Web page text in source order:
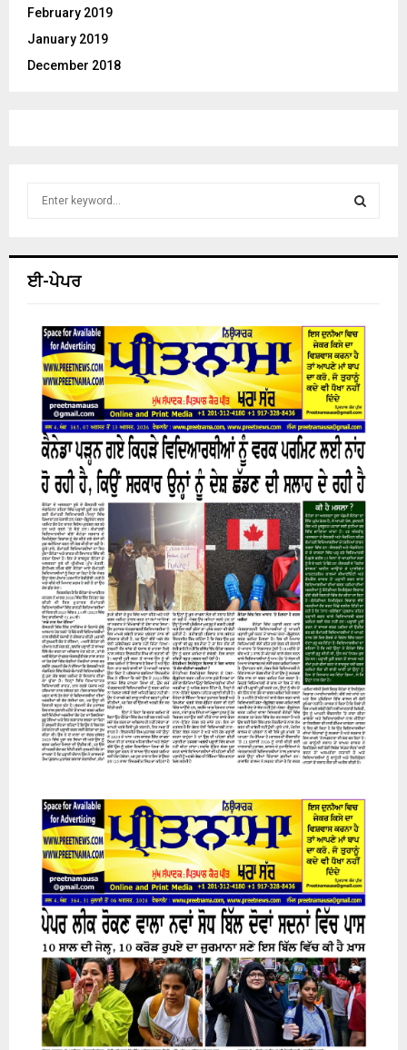
February 2019
January 2019
December 2018
h
R
C
H
ਈ-ਪੇਪਰ
07 August 2026